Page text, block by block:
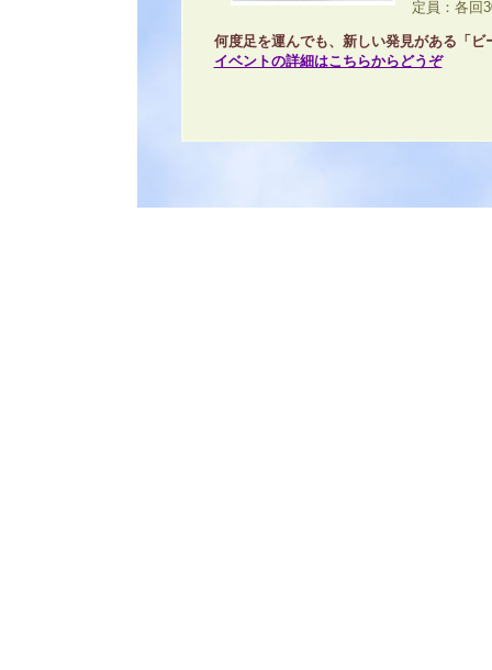
定員：各回
何度足を運んでも、新しい発見がある「
イベントの詳細はこちらからどうぞ